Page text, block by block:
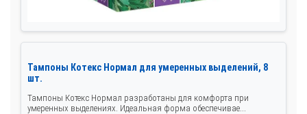
Тампоны Котекс Нормал для умеренных выделений, 8
шт.
Тампоны Котекс Нормал разработаны для комфорта при
умеренных выделениях. Идеальная форма обеспечивае...